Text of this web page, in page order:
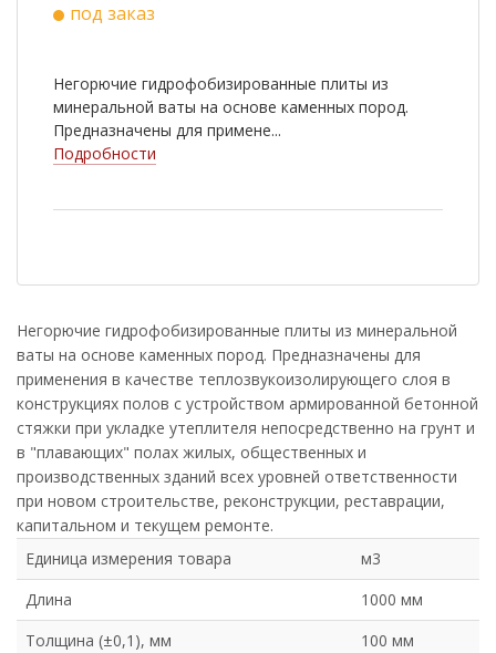
под заказ
Негорючие гидрофобизированные плиты из
минеральной ваты на основе каменных пород.
Предназначены для примене...
Подробности
Негорючие гидрофобизированные плиты из минеральной
ваты на основе каменных пород. Предназначены для
применения в качестве теплозвукоизолирующего слоя в
конструкциях полов с устройством армированной бетонной
стяжки при укладке утеплителя непосредственно на грунт и
в "плавающих" полах жилых, общественных и
производственных зданий всех уровней ответственности
при новом строительстве, реконструкции, реставрации,
капитальном и текущем ремонте.
Единица измерения товара
м3
Длина
1000 мм
Толщина (±0,1), мм
100 мм